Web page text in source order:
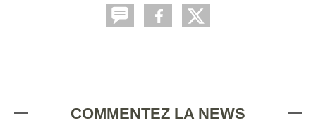
COMMENTEZ LA NEWS